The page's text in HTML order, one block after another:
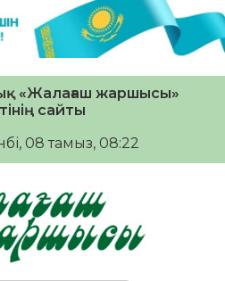
«Жалағаш жаршысы»
сайты
08 тамыз, 08:22